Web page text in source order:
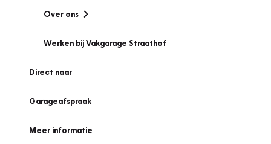
Over ons
Werken bij Vakgarage Straathof
Direct naar
Garageafspraak
Meer informatie